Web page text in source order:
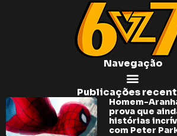
Navegação
Publicações
Homem-
prova que
histórias
com Peter